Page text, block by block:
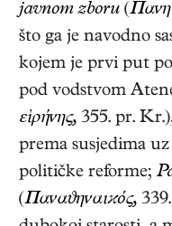
javnom zboru (
što ga je navodno
kojem je prvi put
pod vodstvom
εἰρήνης, 355. pr. Kr.)
prema susjedima
političke reforme;
(Παναϑηναιϰός,